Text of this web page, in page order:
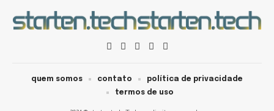
quem somos contato
política de privacidade
termos de uso